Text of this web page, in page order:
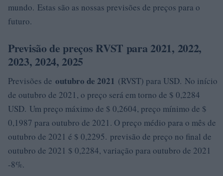
mundo. Estas são as nossas previsões de preços para o
futuro.
Previsão de preços RVST para 2021, 2022,
2023, 2024, 2025
Previsões de outubro de 2021 (RVST) para USD. No início
de outubro de 2021, o preço será em torno de $ 0,2284
USD. Um preço máximo de $ 0,2604, preço mínimo de $
0,1987 para outubro de 2021. O preço médio para o mês de
outubro de 2021 é $ 0,2295. previsão de preço no final de
outubro de 2021 $ 0,2284, variação para outubro de 2021
-8%.